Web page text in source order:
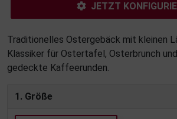
JETZT
Traditionelles Ostergebäck mit kleinen
Klassiker für Ostertafel, Osterbrunch
gedeckte Kaffeerunden.
1. Größe